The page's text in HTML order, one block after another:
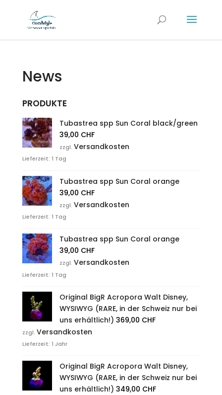
News
PRODUKTE
Tubastrea spp Sun Coral black/green
39,00 CHF
zzgl. Versandkosten
Lieferzeit: 1 Tag
Tubastrea spp Sun Coral orange
39,00 CHF
zzgl. Versandkosten
Lieferzeit: 1 Tag
Tubastrea spp Sun Coral orange
39,00 CHF
zzgl. Versandkosten
Lieferzeit: 1 Tag
Original BigR Acropora Walt Disney,
WYSIWYG (RARE, in der Schweiz nur bei
uns erhältlich!) 369,00 CHF
zzgl. Versandkosten
Lieferzeit: 1 Jahr
Original BigR Acropora Walt Disney,
WYSIWYG (RARE, in der Schweiz nur bei
uns erhältlich!) 349,00 CHF